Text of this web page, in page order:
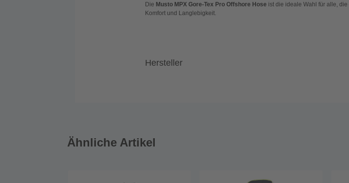
Die Musto MPX Gore-Tex Pro Offshore Hose ist die ideale Wahl für alle,
Komfort und Langlebigkeit.
Hersteller
Ähnliche Artikel